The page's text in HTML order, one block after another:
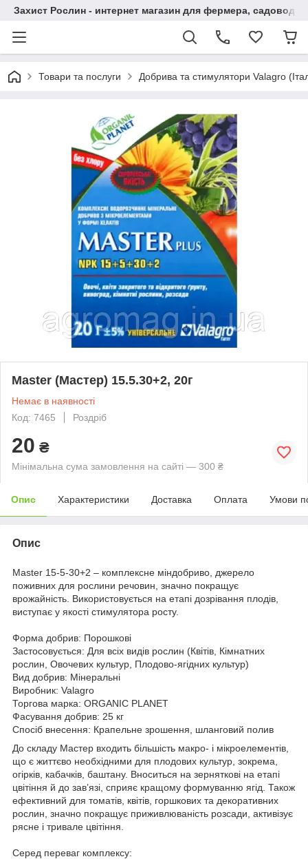
Захист Рослин - интернет магазин для фермера,
Товари та послуги Добрива та стимулятори Valagro
Master (Мастер) 15.5.30+2, 20г
Немає в наявності
Код: 7465
Роздріб
20 ₴
Мінімальна сума замовлення на сайті — 300 ₴
Опис Характеристики Доставка Оплата Умови
Опис
Master 15-5-30+2 – комплексне міндобриво, джерело
поживних для рослини речовин, значно покращує
врожайність. Використовується на етапі дозрівання плодів,
виступає у якості стимулятора росту.
Форма добрив: Порошкові
Застосовується: Для всіх видів рослин (Квітів, Кімнатних
рослин, Овочевих культур, Плодово-ягідних культур)
Вид добрив: Мінеральні
Виробник: Valagro
Торгова марка: ORGANIC PLANET
Фасування добрив: 25 кг
Спосіб внесення: Крапельне зрошення, шланговий полив
До складу Мастер входить більшість макро- і мікроелементів,
що є життєво необхідними для плодових культур, зокрема,
огірків, кабачків, баштану. Вноситься на зерняткові на етапі
цвітіння й до зав’язі, сприяє кращому формуванню ягід. Також
ефективний для томатів, квітів, горшкових та декоративних
рослин, значно покращує приживлюваність розсади, активізує
рясне і тривале цвітіння.
Серед переваг комплексу: